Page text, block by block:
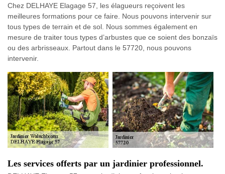
Chez DELHAYE Elagage 57, les élagueurs reçoivent les
meilleures formations pour ce faire. Nous pouvons intervenir sur
tous types de terrain et de sol. Nous sommes également en
mesure de traiter tous types d’arbustes que ce soient des bonzaïs
ou des arbrisseaux. Partout dans le 57720, nous pouvons
intervenir.
Les services offerts par un jardinier professionnel.